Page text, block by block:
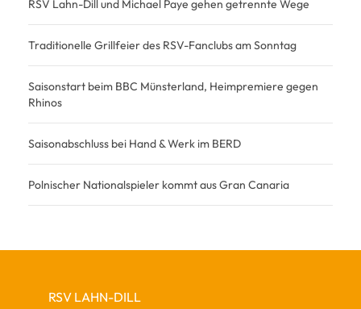
RSV Lahn-Dill und Michael Paye gehen getrennte Wege
Traditionelle Grillfeier des RSV-Fanclubs am Sonntag
Saisonstart beim BBC Münsterland, Heimpremiere gegen
Rhinos
Saisonabschluss bei Hand & Werk im BERD
Polnischer Nationalspieler kommt aus Gran Canaria
RSV LAHN-DILL